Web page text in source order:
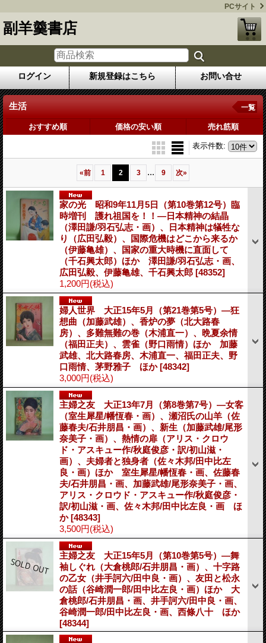
PCサイト
副羊羹書店
ログイン 新規登録はこちら お問い合せ
生活 一覧
おすすめ順 価格の安い順 売れ筋順
表示件数:
«前 1 2 3 ... 9 次»
家の光 昭和9年11月5日（第10巻第12号）臨
時増刊 護れ祖国を！！―日本精神の結晶
（澤田謙/羽石弘志・画）、日本精神は犠牲な
り（広田弘毅）、国際危機はどこから来るか
（伊藤亀雄）、国家の重大時機に直面して
（千石興太郎）ほか 澤田謙/羽石弘志・画、
広田弘毅、伊藤亀雄、千石興太郎 [48352]
1,200円(税込)
婦人世界 大正15年5月（第21巻第5号）―狂
想曲（加藤武雄）、香炉の夢（北大路春
房）、多難無難の巻（木浦直一）、晩夏余情
（福田正夫）、雲雀（野口雨情）ほか 加藤
武雄、北大路春房、木浦直一、福田正夫、野
口雨情、茅野雅子 ほか[48342]
3,000円(税込)
主婦之友 大正13年7月（第8巻第7号）―女客
（室生犀星/幡恆春・画）、瀬沼氏の山羊（佐
藤春夫/石井朋昌・画）、新生（加藤武雄/尾形
奈美子・画）、熱情の扉（アリス・クロウ
ド・アスキュー作/秋庭俊彦・訳/初山滋・
画）、夫婦者と独身者（佐々木邦/田中比左
良・画）ほか 室生犀星/幡恆春・画、佐藤春
夫/石井朋昌・画、加藤武雄/尾形奈美子・画、
アリス・クロウド・アスキュー作/秋庭俊彦・
訳/初山滋・画、佐々木邦/田中比左良・画 ほ
か[48343]
3,500円(税込)
主婦之友 大正15年5月（第10巻第5号）―舞
袖しぐれ（大倉桃郎/石井朋昌・画）、十字路
の乙女（井手訶六/田中良・画）、友田と松永
の話（谷崎潤一郎/田中比左良・画）ほか 大
倉桃郎/石井朋昌・画、井手訶六/田中良・画、
谷崎潤一郎/田中比左良・画、西條八十 ほか
[48344]